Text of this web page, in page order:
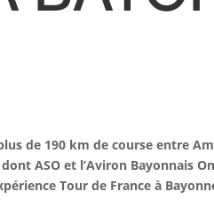
de 190 km de course entre
ASO et l’Aviron Bayonnais
Tour de France à